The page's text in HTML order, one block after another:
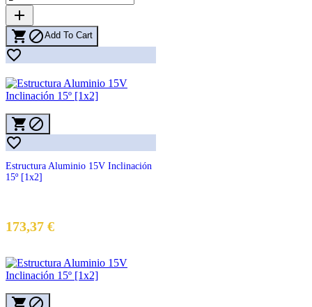
add
 Add To Cart

 

Estructura Aluminio 15V Inclinación
15º [1x2]
173,37 €
 